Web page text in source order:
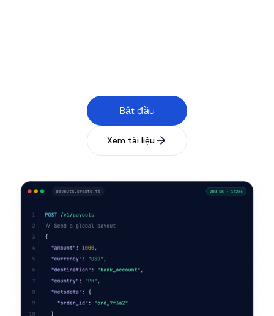
Bắt đầu
Xem tài liệu